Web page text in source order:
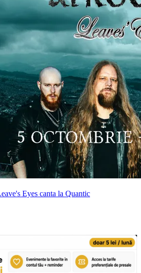
Eyes canta la Quantic